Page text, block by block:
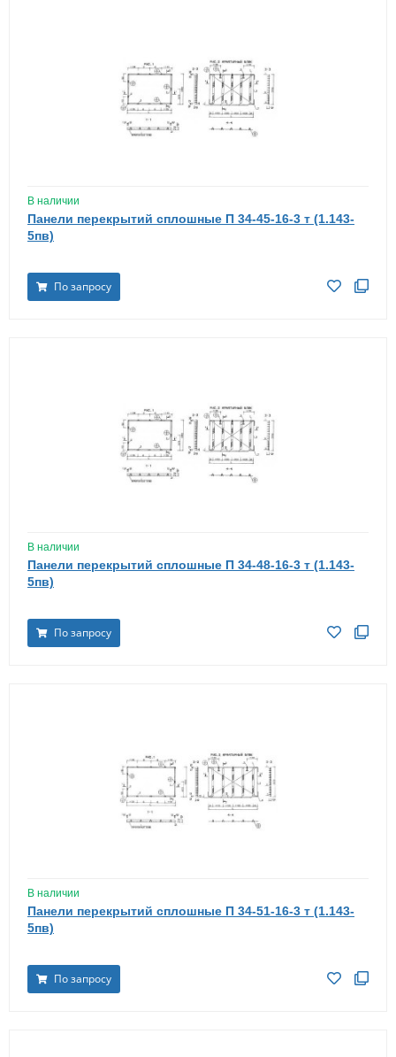
В наличии
Панели перекрытий сплошные П 34-45-16-3 т (1.143-
5пв)
По запросу
В наличии
Панели перекрытий сплошные П 34-48-16-3 т (1.143-
5пв)
По запросу
В наличии
Панели перекрытий сплошные П 34-51-16-3 т (1.143-
5пв)
По запросу